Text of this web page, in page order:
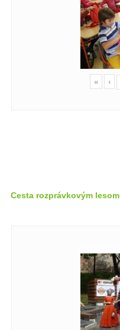
« ‹
Cesta rozprávkovým lesom